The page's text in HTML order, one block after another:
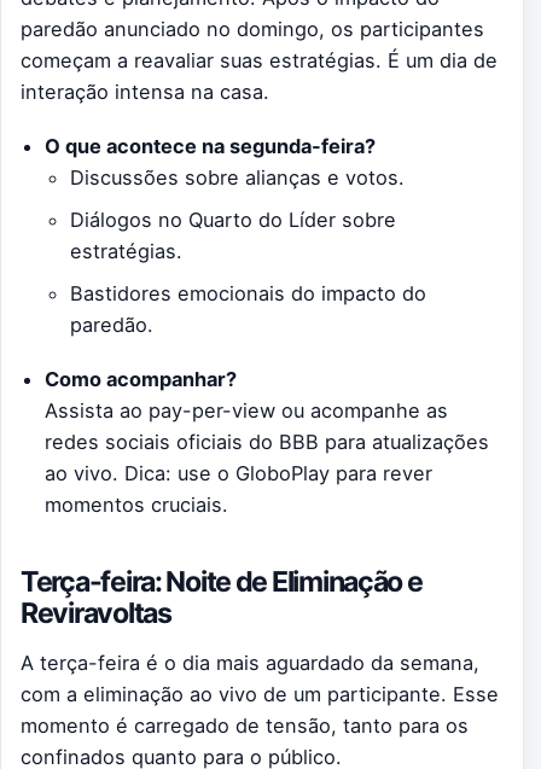
paredão anunciado no domingo, os participantes
começam a reavaliar suas estratégias. É um dia de
interação intensa na casa.
O que acontece na segunda-feira?
Discussões sobre alianças e votos.
Diálogos no Quarto do Líder sobre
estratégias.
Bastidores emocionais do impacto do
paredão.
Como acompanhar?
Assista ao pay-per-view ou acompanhe as
redes sociais oficiais do BBB para atualizações
ao vivo. Dica: use o GloboPlay para rever
momentos cruciais.
Terça-feira: Noite de Eliminação e
Reviravoltas
A terça-feira é o dia mais aguardado da semana,
com a eliminação ao vivo de um participante. Esse
momento é carregado de tensão, tanto para os
confinados quanto para o público.